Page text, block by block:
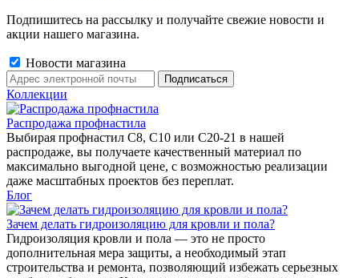
Подпишитесь на рассылку и получайте свежие новости и
акции нашего магазина.
Новости магазина
Коллекции
Распродажа профнастила
Выбирая профнастил C8, C10 или C20-21 в нашей
распродаже, вы получаете качественный материал по
максимально выгодной цене, с возможностью реализации
даже масштабных проектов без переплат.
Блог
Зачем делать гидроизоляцию для кровли и пола?
Гидроизоляция кровли и пола — это не просто
дополнительная мера защиты, а необходимый этап
строительства и ремонта, позволяющий избежать серьезных